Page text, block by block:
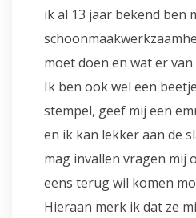
ik al 13 jaar bekend ben
moet doen en wat er
Ik ben ook wel een
stempel, geef mij een
en ik kan lekker aan de
mag invallen vragen mij
eens terug wil komen
Hieraan merk ik dat ze